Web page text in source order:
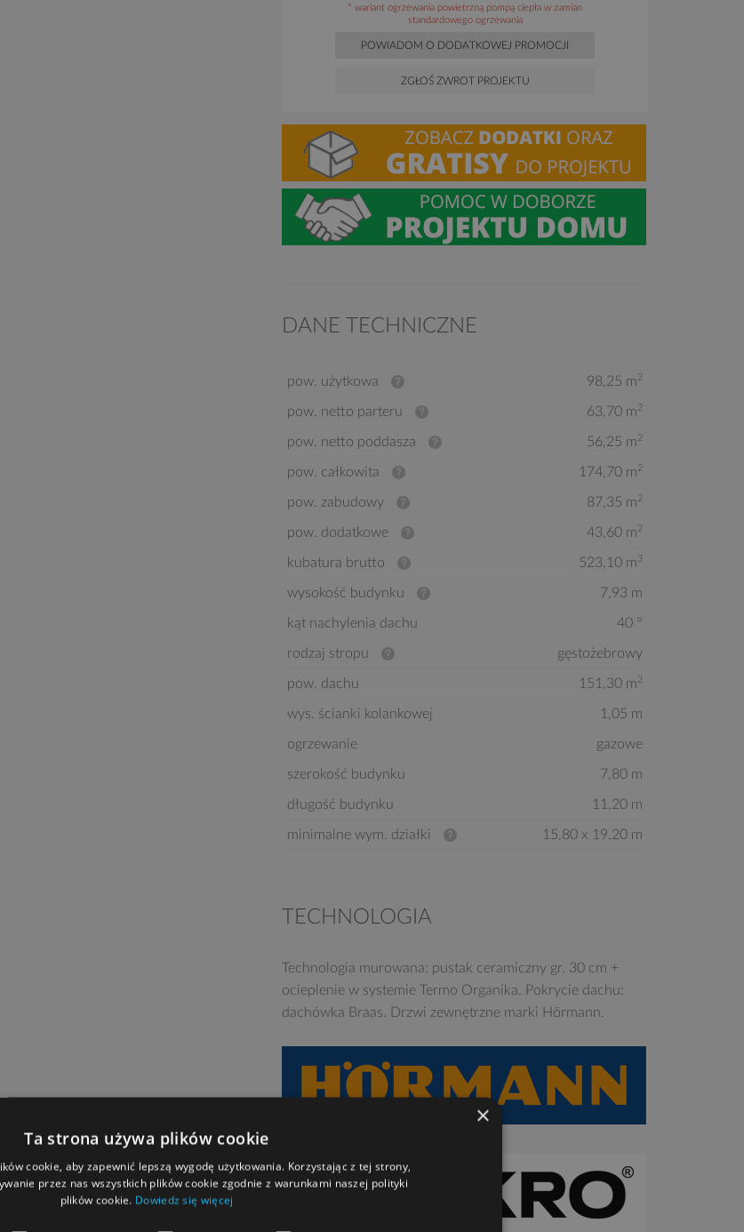
* wariant ogrzewania powietrzną pompą ciepła w zamian
standardowego ogrzewania
POWIADOM O DODATKOWEJ PROMOCJI
ZGŁOŚ ZWROT PROJEKTU
DANE TECHNICZNE
pow. użytkowa 98,25 m2
pow. netto parteru 63,70 m2
pow. netto poddasza 56,25 m2
pow. całkowita 174,70 m2
pow. zabudowy 87,35 m2
pow. dodatkowe 43,60 m2
kubatura brutto 523,10 m3
wysokość budynku 7,93 m
kąt nachylenia dachu 40 °
rodzaj stropu gęstożebrowy
pow. dachu 151,30 m2
wys. ścianki kolankowej 1,05 m
ogrzewanie gazowe
szerokość budynku 7,80 m
długość budynku 11,20 m
minimalne wym. działki 15,80 x 19,20 m
TECHNOLOGIA
Technologia murowana: pustak ceramiczny gr. 30 cm +
ocieplenie w systemie Termo Organika. Pokrycie dachu:
dachówka Braas. Drzwi zewnętrzne marki Hörmann.
×
Ta strona używa plików cookie
cookie, aby zapewnić lepszą wygodę użytkowania. Korzystając z tej strony,
przez nas wszystkich plików cookie zgodnie z warunkami naszej polityki
plików cookie. Dowiedz się więcej